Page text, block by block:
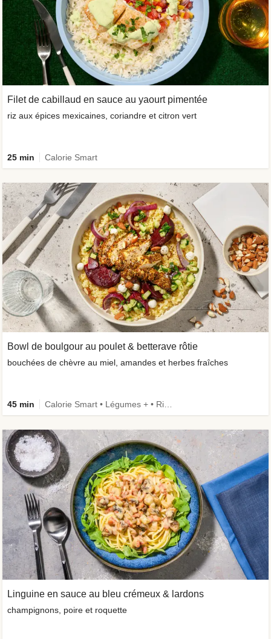
Filet de cabillaud en sauce au yaourt pimentée
riz aux épices mexicaines, coriandre et citron vert
25 min Calorie Smart
Bowl de boulgour au poulet & betterave rôtie
bouchées de chèvre au miel, amandes et herbes fraîches
45 min
Linguine en sauce au bleu crémeux & lardons
champignons, poire et roquette